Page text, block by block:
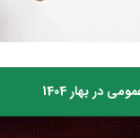
در بهار 1404